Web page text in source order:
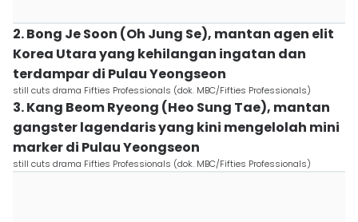
2. Bong Je Soon (Oh Jung Se), mantan agen elit
Korea Utara yang kehilangan ingatan dan
terdampar di Pulau Yeongseon
still cuts drama Fifties Professionals (dok. MBC/Fifties Professionals)
3. Kang Beom Ryeong (Heo Sung Tae), mantan
gangster lagendaris yang kini mengelolah mini
marker di Pulau Yeongseon
still cuts drama Fifties Professionals (dok. MBC/Fifties Professionals)